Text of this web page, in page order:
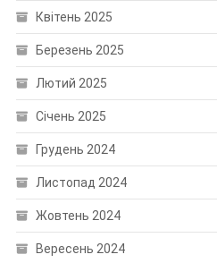
Квітень 2025
Березень 2025
Лютий 2025
Січень 2025
Грудень 2024
Листопад 2024
Жовтень 2024
Вересень 2024